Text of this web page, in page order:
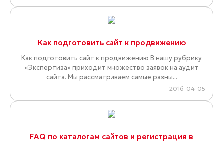
Как подготовить сайт к продвижению
Как подготовить сайт к продвижению В нашу рубрику
«Экспертиза» приходит множество заявок на аудит
сайта. Мы рассматриваем самые разны...
2016-04-05
FAQ по каталогам сайтов и регистрация в